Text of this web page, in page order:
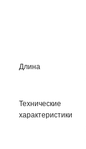
Длина
Технические
характеристики